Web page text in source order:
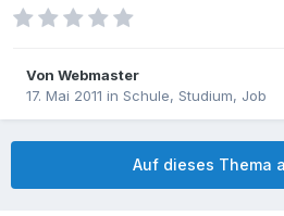
Von Webmaster
17. Mai 2011 in Schule, Studium, Job
Auf dieses Thema